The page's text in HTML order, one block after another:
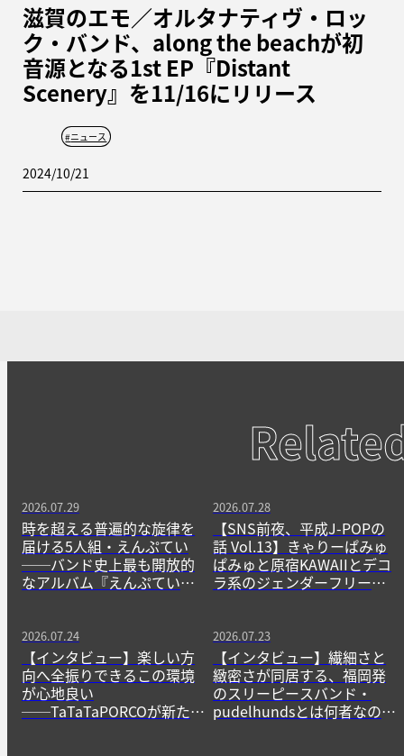
滋賀のエモ／オルタナティヴ・ロッ
ク・バンド、along the beachが初
音源となる1st EP『Distant
Scenery』を11/16にリリース
#ニュース
2024/10/21
2026.07.29
時を超える普遍的な旋律を
届ける5人組・えんぷてい
──バンド史上最も開放的
なアルバム『えんぷてい』
2026.07.28
【SNS前夜、平成J-POPの
話 Vol.13】きゃりーぱみゅ
ぱみゅと原宿KAWAIIとデコ
ラ系のジェンダーフリーな
2026.07.24
【インタビュー】楽しい方
向へ全振りできるこの環境
が心地良い
──TaTaTaPORCOが新たに
2026.07.23
【インタビュー】繊細さと
緻密さが同居する、福岡発
のスリーピースバンド・
pudelhundsとは何者なの